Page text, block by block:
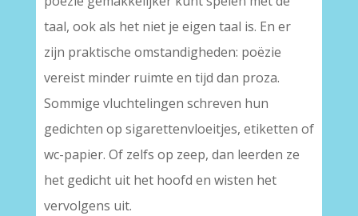
taal, ook als het niet je eigen taal is. En er
zijn praktische omstandigheden: poëzie
vereist minder ruimte en tijd dan proza.
Sommige vluchtelingen schreven hun
gedichten op sigarettenvloeitjes, etiketten of
wc-papier. Of zelfs op zeep, dan leerden ze
het gedicht uit het hoofd en wisten het
vervolgens uit.